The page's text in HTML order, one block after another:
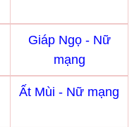
Giáp Ngọ - Nữ
mạng
Ất Mùi - Nữ mạng